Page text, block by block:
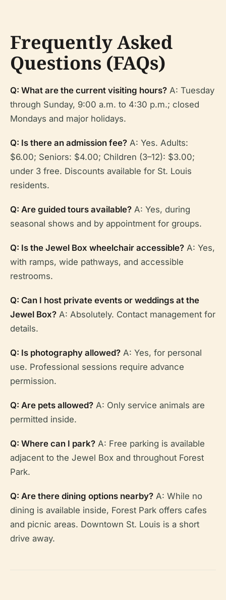
Frequently Asked
Questions (FAQs)
Q: What are the current visiting hours? A: Tuesday
through Sunday, 9:00 a.m. to 4:30 p.m.; closed
Mondays and major holidays.
Q: Is there an admission fee? A: Yes. Adults:
$6.00; Seniors: $4.00; Children (3–12): $3.00;
under 3 free. Discounts available for St. Louis
residents.
Q: Are guided tours available? A: Yes, during
seasonal shows and by appointment for groups.
Q: Is the Jewel Box wheelchair accessible? A: Yes,
with ramps, wide pathways, and accessible
restrooms.
Q: Can I host private events or weddings at the
Jewel Box? A: Absolutely. Contact management for
details.
Q: Is photography allowed? A: Yes, for personal
use. Professional sessions require advance
permission.
Q: Are pets allowed? A: Only service animals are
permitted inside.
Q: Where can I park? A: Free parking is available
adjacent to the Jewel Box and throughout Forest
Park.
Q: Are there dining options nearby? A: While no
dining is available inside, Forest Park offers cafes
and picnic areas. Downtown St. Louis is a short
drive away.